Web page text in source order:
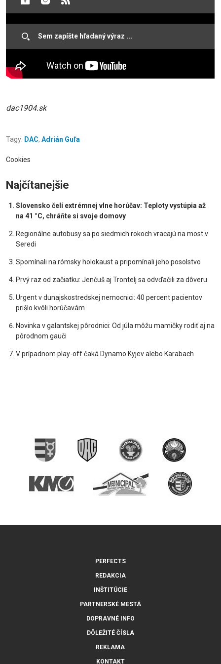
dac1904.sk
Tagy: DAC, Adrián Guľa
Cookies
Najčítanejšie
Slovensko čelí extrémnej vlne horúčav: Teploty vystúpia až
na 41 °C, chráňte si svoje domovy
Regionálne autobusy sa po siedmich rokoch vracajú na most v
Seredi
Spomínali na rómsky holokaust a pripomínali jeho posolstvo
Prvý raz od začiatku: Jenčuš aj Trontelj sa odvďačili za dôveru
Urgent v dunajskostredskej nemocnici: 40 percent pacientov
prišlo kvôli horúčavám
Novinka v galantskej pôrodnici: Od júla môžu mamičky rodiť aj na
pôrodnom gauči
V prípadnom play-off čaká Dynamo Kyjev alebo Karabach
PERFECTS
REDAKCIA
INŠTITÚCIE
PARTNERSKÉ MESTÁ
DOPRAVNÉ INFO
DÔLEŽITÉ ČÍSLA
REKLAMA
KONTAKT